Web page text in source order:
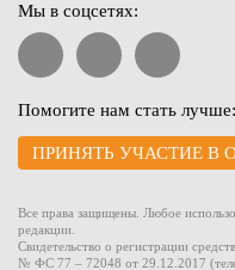
Мы в соцсетях:
Помогите нам стать лучше:
ПРИНЯТЬ УЧАСТИЕ В
Все права защищены. Любое
редакции.
Свидетельство о регистрации
№ ФС 77 – 72048 от 29.12.2017